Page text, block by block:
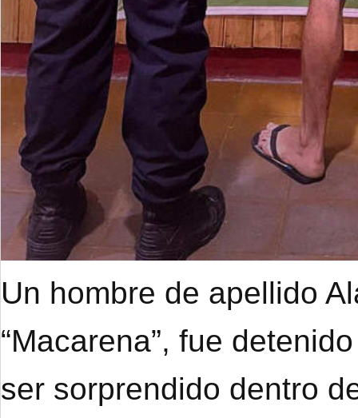
Un hombre de apellido
“Macarena”, fue
ser sorprendido dentro